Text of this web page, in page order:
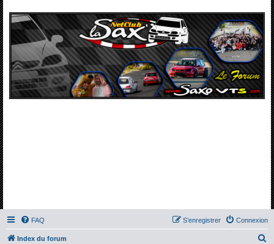
FAQ Connexion
S’enregistrer
Index du forum